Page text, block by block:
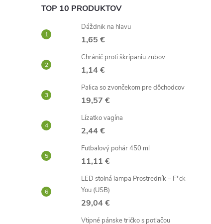
TOP 10 PRODUKTOV
Dáždnik na hlavu
1,65 €
Chránič proti škrípaniu zubov
1,14 €
Palica so zvončekom pre dôchodcov
19,57 €
Lízatko vagína
2,44 €
Futbalový pohár 450 ml
11,11 €
LED stolná lampa Prostredník – F*ck
You (USB)
29,04 €
Vtipné pánske tričko s potlačou